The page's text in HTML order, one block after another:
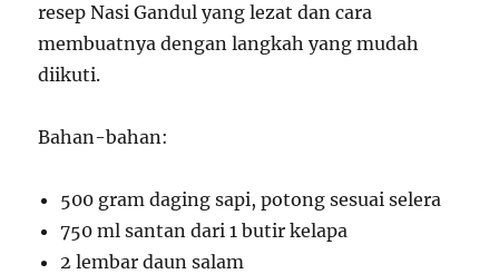
resep Nasi Gandul yang lezat dan cara
membuatnya dengan langkah yang mudah
diikuti.
Bahan-bahan:
500 gram daging sapi, potong sesuai selera
750 ml santan dari 1 butir kelapa
2 lembar daun salam